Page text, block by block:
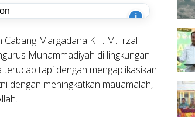
i
Cabang Margadana KH. M. Irzal
Muhammadiyah di lingkungan
tapi dengan mengaplikasikan
dengan meningkatkan mauamalah,